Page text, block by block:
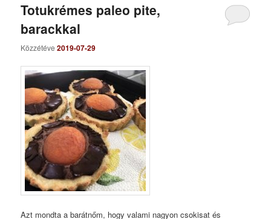
Totukrémes paleo pite,
barackkal
Közzétéve2019-07-29
Azt mondta a barátnőm, hogy valami nagyon csokisat és